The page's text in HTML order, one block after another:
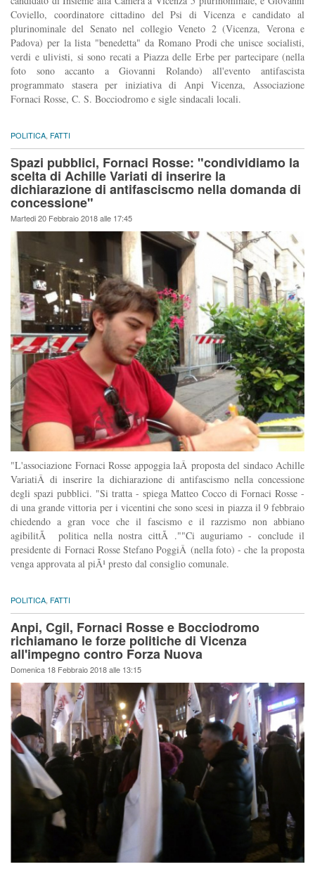
Coviello, coordinatore cittadino del Psi di Vicenza e candidato al
plurinominale del Senato nel collegio Veneto 2 (Vicenza, Verona e
Padova) per la lista "benedetta" da Romano Prodi che unisce socialisti,
verdi e ulivisti, si sono recati a Piazza delle Erbe per partecipare (nella
foto sono accanto a Giovanni Rolando) all'evento antifascista
programmato stasera per iniziativa di Anpi Vicenza, Associazione
Fornaci Rosse, C. S. Bocciodromo e sigle sindacali locali.
POLITICA FATTI
Spazi pubblici, Fornaci Rosse: "condividiamo la
scelta di Achille Variati di inserire la
dichiarazione di antifasciscmo nella domanda di
concessione"
Martedi 20 Febbraio 2018 alle 17:45
"L'associazione Fornaci Rosse appoggia laÂ proposta del sindaco Achille
VariatiÂ di inserire la dichiarazione di antifascismo nella concessione
degli spazi pubblici. "Si tratta - spiega Matteo Cocco di Fornaci Rosse -
di una grande vittoria per i vicentini che sono scesi in piazza il 9 febbraio
chiedendo a gran voce che il fascismo e il razzismo non abbiano
agibilitÃ politica nella nostra cittÃ .""Ci auguriamo - conclude il
presidente di Fornaci Rosse Stefano PoggiÂ (nella foto) - che la proposta
venga approvata al piÃ¹ presto dal consiglio comunale.
POLITICA FATTI
Anpi, Cgil, Fornaci Rosse e Bocciodromo
richiamano le forze politiche di Vicenza
all'impegno contro Forza Nuova
Domenica 18 Febbraio 2018 alle 13:15